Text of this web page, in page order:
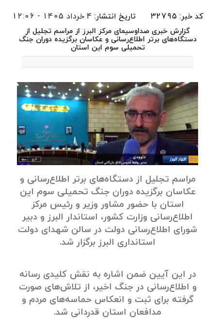
کد خبر: 32795 تاریخ انتشار: 4 خرداد 1405 - 12:06
گزارش خبری صداوسیمای مرکز البرز از مراسم تجلیل از
دستگاه‌های برتر اطلاع‌رسانی و عکاسان برگزیده دوران جنگ
تحمیلی سوم این استان
مراسم تجلیل از دستگاه‌های برتر اطلاع‌رسانی و
عکاسان برگزیده دوران جنگ تحمیلی سوم این
استان با حضور مشاور وزیر و رئیس مرکز
اطلاع‌رسانی وزارت کشور، استاندار البرز و دبیر
شورای اطلاع‌رسانی دولت در سالن شهدای دولت
استانداری البرز برگزار شد.
در این آیین ضمن اشاره به نقش کلیدی رسانه
و اطلاع‌رسانی در جنگ اخیر، از تلاش‌های صورت‌
گرفته برای ثبت و انعکاس حماسه‌های مردم و
مدافعان استان قدردانی شد.